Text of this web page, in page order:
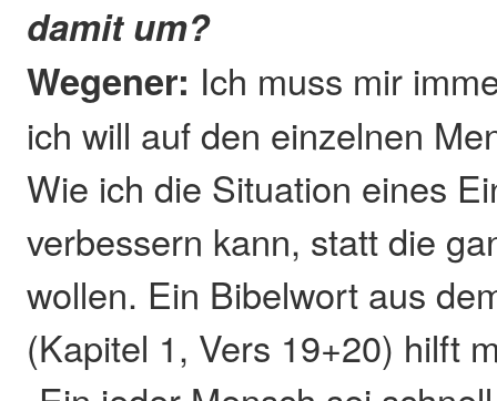
damit um?
Wegener: Ich muss mir
ich will auf den einzelnen
Wie ich die Situation eines
verbessern kann, statt die
wollen. Ein Bibelwort aus
(Kapitel 1, Vers 19+20) hilft